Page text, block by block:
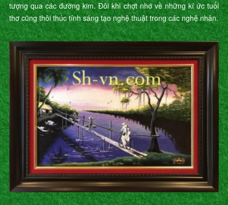
tượng qua các đường kim. Đôi khi chợt nhớ về những kí ức tuổi
thơ cũng thôi thúc tính sáng tạo nghệ thuật trong các nghệ nhân.